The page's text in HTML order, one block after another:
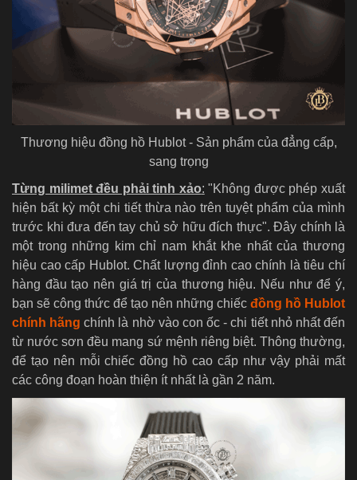
Thương hiệu đồng hồ Hublot - Sản phẩm của đẳng cấp,
sang trọng
Từng milimet đều phải tinh xảo: "Không được phép xuất
hiện bất kỳ một chi tiết thừa nào trên tuyệt phẩm của mình
trước khi đưa đến tay chủ sở hữu đích thực". Đây chính là
một trong những kim chỉ nam khắt khe nhất của thương
hiệu cao cấp Hublot. Chất lượng đỉnh cao chính là tiêu chí
hàng đầu tạo nên giá trị của thương hiệu. Nếu như để ý,
bạn sẽ công thức để tạo nên những chiếc đồng hồ Hublot
chính hãng chính là nhờ vào con ốc - chi tiết nhỏ nhất đến
từ nước sơn đều mang sứ mệnh riêng biệt. Thông thường,
để tạo nên mỗi chiếc đồng hồ cao cấp như vậy phải mất
các công đoạn hoàn thiện ít nhất là gần 2 năm.